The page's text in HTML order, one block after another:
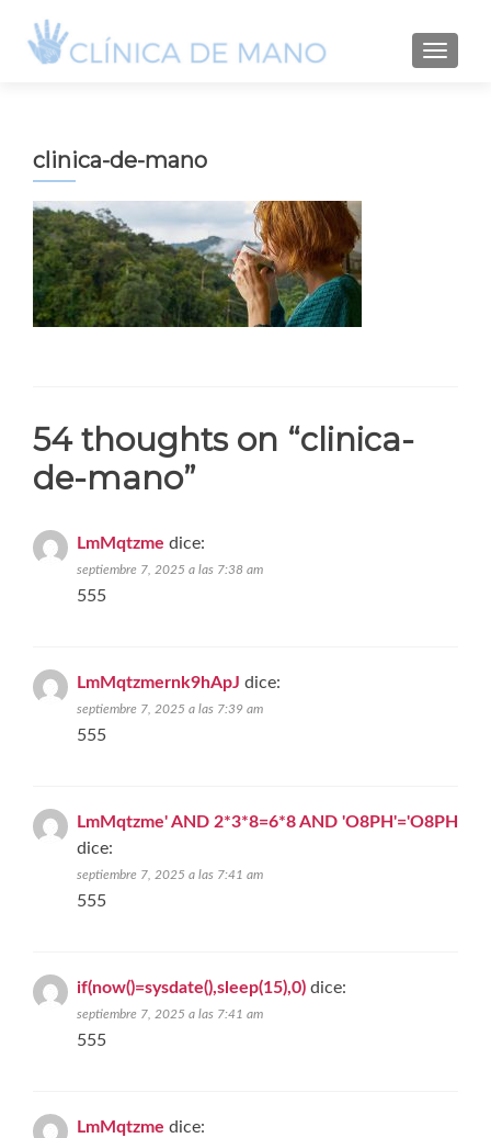
clinica-de-mano
54 thoughts on “clinica-
de-mano”
LmMqtzme dice:
septiembre 7, 2025 a las 7:38 am
555
LmMqtzmernk9hApJ dice:
septiembre 7, 2025 a las 7:39 am
555
LmMqtzme' AND 2*3*8=6*8 AND 'O8PH'='O8PH
dice:
septiembre 7, 2025 a las 7:41 am
555
if(now()=sysdate(),sleep(15),0) dice:
septiembre 7, 2025 a las 7:41 am
555
LmMqtzme dice: